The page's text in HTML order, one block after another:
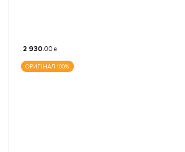
2 930.00 ₴
ОРИГІНАЛ 100%